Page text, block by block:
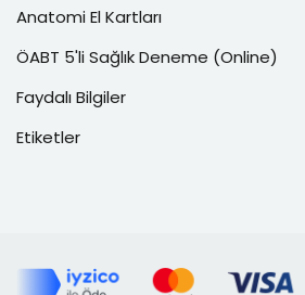
Anatomi El Kartları
ÖABT 5'li Sağlık Deneme (Online)
Faydalı Bilgiler
Etiketler